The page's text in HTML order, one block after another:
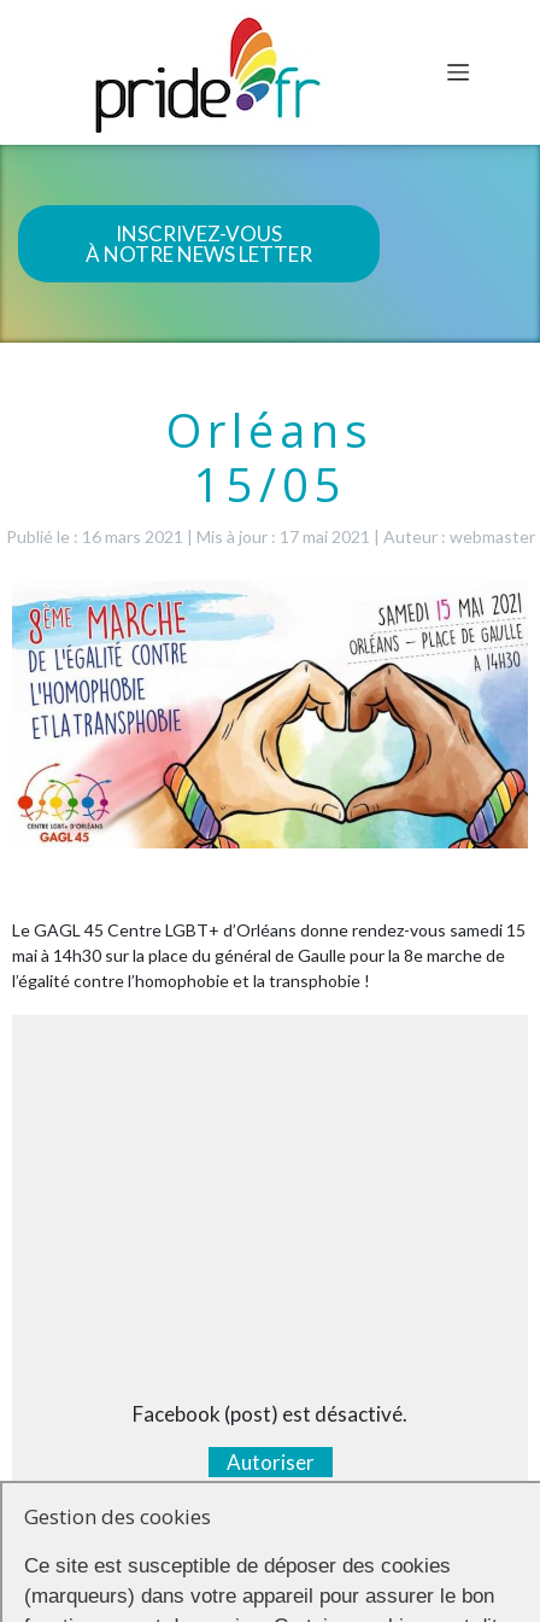
INSCRIVEZ-VOUS
À NOTRE NEWS LETTER
Orléans
15/05
Publié le : 16 mars 2021 | Mis à jour : 17 mai 2021 | Auteur : webmaster
Le GAGL 45 Centre LGBT+ d’Orléans donne rendez-vous samedi 15
mai à 14h30 sur la place du général de Gaullepour la 8e marche de
l’égalité contre l’homophobie et la transphobie !
Facebook (post) est désactivé.
Autoriser
Gestion des cookies
Ce site est susceptible de déposer des cookies
(marqueurs) dans votre appareil pour assurer le bon